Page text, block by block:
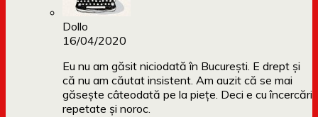
Dollo
16/04/2020
Eu nu am găsit niciodată în București. E drept și
că nu am căutat insistent. Am auzit că se mai
găsește câteodată pe la piețe. Deci e cu încercări
repetate și noroc.